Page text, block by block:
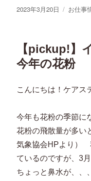
投
2023年3月20日
カ
ー
お仕事
【pickup!】
今年の花粉
こんにちは！ケアス
今年も花粉の季節に
花粉の飛散量が多い
気象協会HPより）
ているのですが、3
ちょっと鼻水が、、